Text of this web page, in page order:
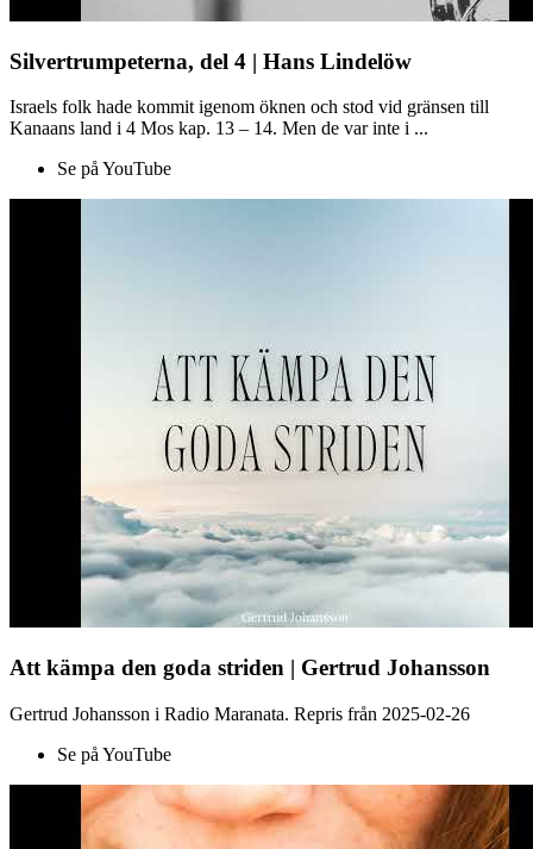
Silvertrumpeterna, del 4 | Hans Lindelöw
Israels folk hade kommit igenom öknen och stod vid gränsen till
Kanaans land i 4 Mos kap. 13 – 14. Men de var inte i ...
Se på YouTube
Att kämpa den goda striden | Gertrud Johansson
Gertrud Johansson i Radio Maranata. Repris från 2025-02-26
Se på YouTube